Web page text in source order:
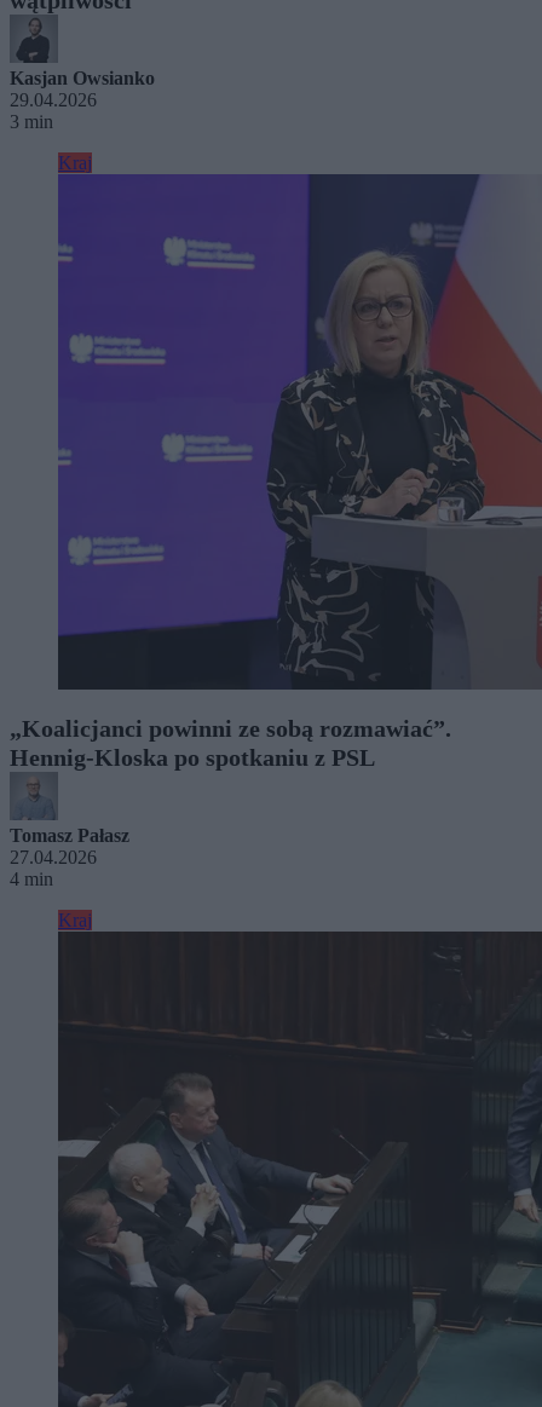
Kasjan Owsianko
29.04.2026
3 min
Kraj
„Koalicjanci powinni ze sobą rozmawiać”.
Hennig-Kloska po spotkaniu z PSL
Tomasz Pałasz
27.04.2026
4 min
Kraj